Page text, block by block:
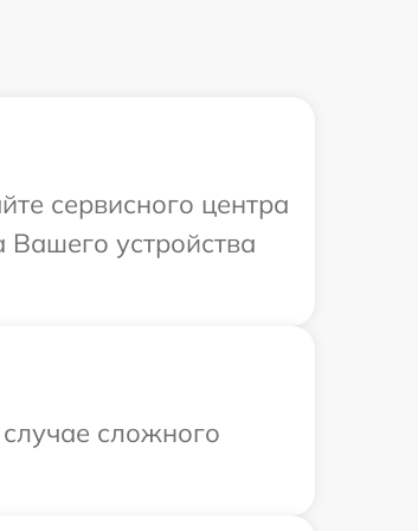
сервисного центра
устройства
сложного